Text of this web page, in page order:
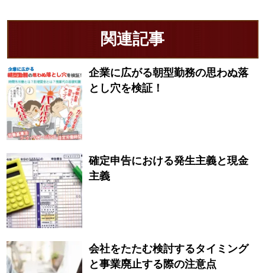
関連記事
企業に広がる朝型勤務の思わぬ落
とし穴を検証！
確定申告における発生主義と現金
主義
会社をたたむ検討するタイミング
と事業廃止する際の注意点